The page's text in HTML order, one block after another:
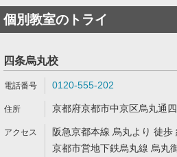
個別教室のトライ
四条烏丸校
0120-555-202
京都府京都市中京区烏丸通
阪急京都本線 烏丸より 徒歩
京都市営地下鉄烏丸線 烏丸